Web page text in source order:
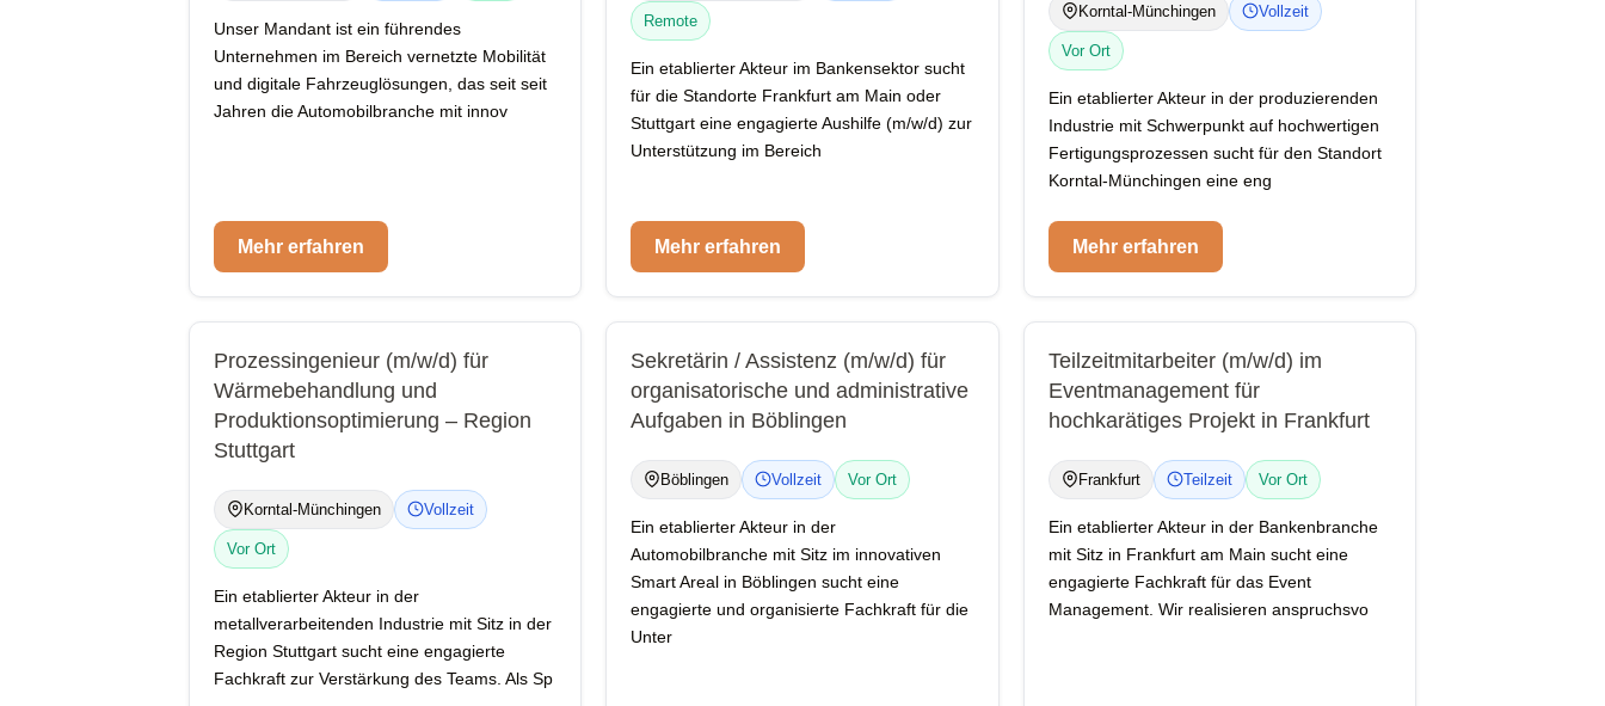
Unser Mandant ist ein führendes
Unternehmen im Bereich vernetzte Mobilität
und digitale Fahrzeuglösungen, das seit seit
Jahren die Automobilbranche mit innov
Mehr erfahren
Remote
Ein etablierter Akteur im Bankensektor sucht
für die Standorte Frankfurt am Main oder
Stuttgart eine engagierte Aushilfe (m/w/d) zur
Unterstützung im Bereich
Mehr erfahren
Korntal-Münchingen Vollzeit
Vor Ort
Ein etablierter Akteur in der produzierenden
Industrie mit Schwerpunkt auf hochwertigen
Fertigungsprozessen sucht für den Standort
Korntal-Münchingen eine eng
Mehr erfahren
Prozessingenieur (m/w/d) für
Wärmebehandlung und
Produktionsoptimierung – Region
Stuttgart
Korntal-Münchingen Vollzeit
Vor Ort
Ein etablierter Akteur in der
metallverarbeitenden Industrie mit Sitz in der
Region Stuttgart sucht eine engagierte
Fachkraft zur Verstärkung des Teams. Als Sp
Sekretärin / Assistenz (m/w/d) für
organisatorische und administrative
Aufgaben in Böblingen
Böblingen Vollzeit Vor Ort
Ein etablierter Akteur in der
Automobilbranche mit Sitz im innovativen
Smart Areal in Böblingen sucht eine
engagierte und organisierte Fachkraft für die
Unter
Teilzeitmitarbeiter (m/w/d) im
Eventmanagement für
hochkarätiges Projekt in Frankfurt
Frankfurt Teilzeit Vor Ort
Ein etablierter Akteur in der Bankenbranche
mit Sitz in Frankfurt am Main sucht eine
engagierte Fachkraft für das Event
Management. Wir realisieren anspruchsvo